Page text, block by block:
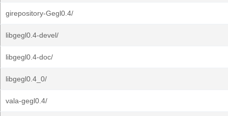
girepository-Gegl0.4/
libgegl0.4-devel/
libgegl0.4-doc/
libgegl0.4_0/
vala-gegl0.4/